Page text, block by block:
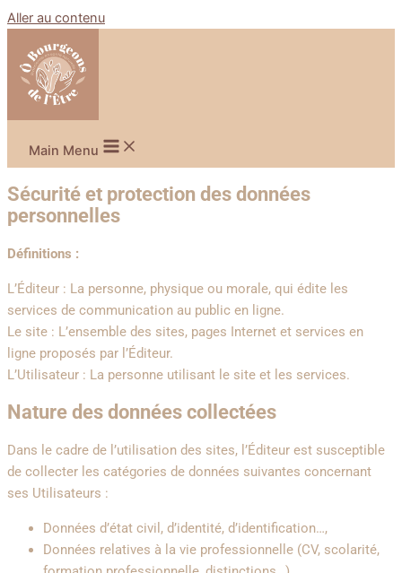
Aller au contenu
Main Menu
Sécurité et protection des données
personnelles
Définitions :
L’Éditeur : La personne, physique ou morale, qui édite les
services de communication au public en ligne.
Le site : L’ensemble des sites, pages Internet et services en
ligne proposés par l’Éditeur.
L’Utilisateur : La personne utilisant le site et les services.
Nature des données collectées
Dans le cadre de l’utilisation des sites, l’Éditeur est susceptible
de collecter les catégories de données suivantes concernant
ses Utilisateurs :
Données d’état civil, d’identité, d’identification…,
Données relatives à la vie professionnelle (CV, scolarité,